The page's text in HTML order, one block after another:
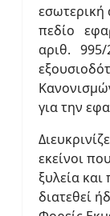
πεδίο
αριθ.
για την
εκείνοι
ξυλεία
διατεθεί